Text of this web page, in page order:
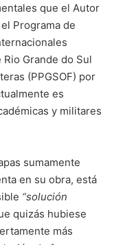
que el Autor
Programa de
Rio Grande do Sul
(PPGSOF) por
es
y militares
sumamente
en su obra, está
“solución
quizás hubiese
más